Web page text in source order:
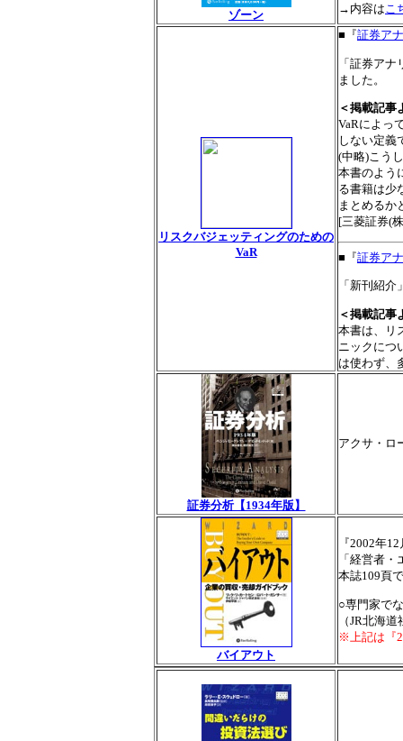
ゾーン
→内容は こ
リスクバジェッティングのための
VaR
■『証券ア
「証券ア
ました。
＜掲載記事
VaRによっ
しない定義
(中略)こう
本書のよう
る書籍は少
まとめるか
[三菱証券(
■『証券ア
「新刊紹
＜掲載記事
本書は、リ
ニックにつ
は使わず、
証券分析【1934年版】
アクサ・ロ
バイアウト
『2002年
「経営者
本誌109頁
○専門家で
（JR北海
※上記は『